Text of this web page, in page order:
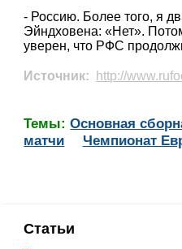
- Россию. Более того, я
Эйндховена: «Нет».
уверен, что РФС
Источник: http://
Темы:Основная
матчи
Чемпионат
Статьи